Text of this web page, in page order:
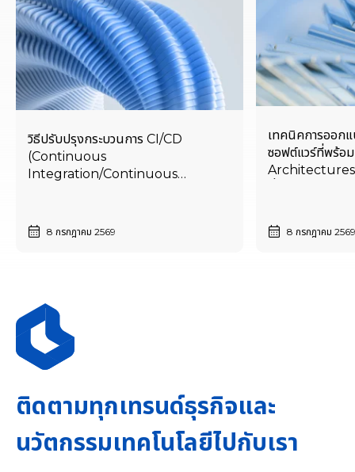
วิธีปรับปรุงกระบวนการ CI/CD
(Continuous
Integration/Continuous
8 กรกฎาคม 2569
เทคนิคการออก
ซอฟต์แวร์ที่พร้อ
8 กรกฎาคม 2569
ติดตามทุกเทรนด์ธุรกิจและ
นวัตกรรมเทคโนโลยีไปกับเรา